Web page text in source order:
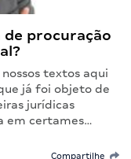
de procuração
textos aqui
já foi objeto de
jurídicas
em certames…
Compartilhe